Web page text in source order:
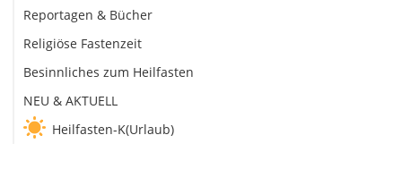
Reportagen & Bücher
Religiöse Fastenzeit
Besinnliches zum Heilfasten
NEU & AKTUELL
Heilfasten-K(Urlaub)